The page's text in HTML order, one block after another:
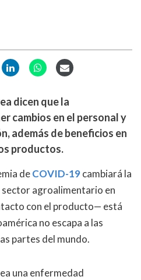
dicen que la
cambios en el personal y
además de beneficios en
productos.
deCOVID-19cambiará la
agroalimentario en
con el producto— está
no escapa a las
partes del mundo.
una enfermedad